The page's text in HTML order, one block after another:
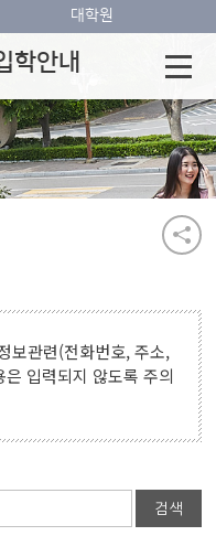
학안내
대학원
보관련(전화번호, 주소,
입력되지 않도록 주의